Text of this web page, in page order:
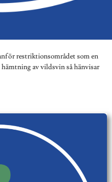
restriktionsområdet som en
av vildsvin så hänvisar